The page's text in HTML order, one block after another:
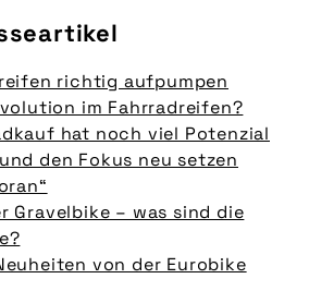
richtig aufpumpen
im Fahrradreifen?
hat noch viel Potenzial
den Fokus neu setzen
Gravelbike – was sind die
von der Eurobike